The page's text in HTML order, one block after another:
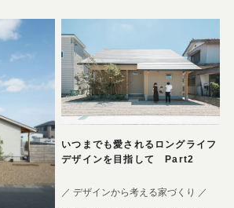
いつまでも愛されるロングライフ
デザインを目指して Part2
／ デザインから考える家づくり ／